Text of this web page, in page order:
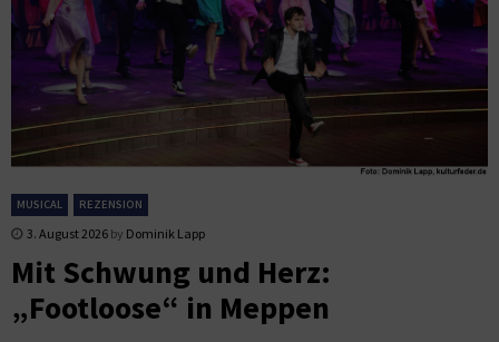
MUSICAL REZENSION
3. August 2026 by Dominik Lapp
Mit Schwung und Herz:
„Footloose“ in Meppen